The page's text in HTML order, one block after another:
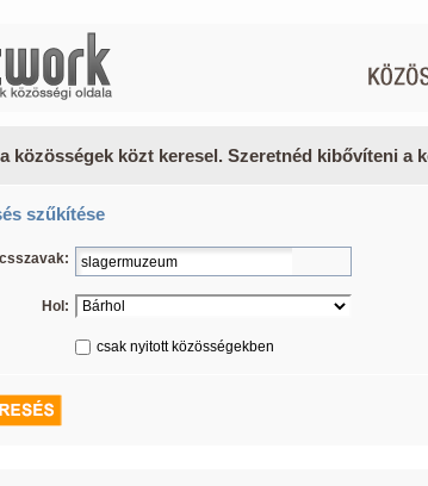
közösségek közt keresel. Szeretnéd kibővíteni a
szűkítése
Hol:
csak nyitott közösségekben